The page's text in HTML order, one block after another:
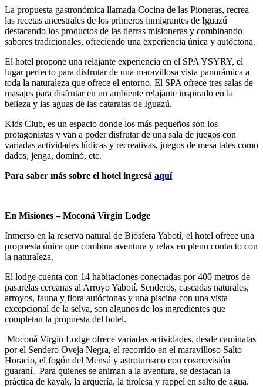
La propuesta gastronómica llamada Cocina de las Pioneras, recrea
las recetas ancestrales de los primeros inmigrantes de Iguazú
destacando los productos de las tierras misioneras y combinando
sabores tradicionales, ofreciendo una experiencia única y autóctona.
El hotel propone una relajante experiencia en el SPA YSYRY, el
lugar perfecto para disfrutar de una maravillosa vista panorámica a
toda la naturaleza que ofrece el entorno. El SPA ofrece tres salas de
masajes para disfrutar en un ambiente relajante inspirado en la
belleza y las aguas de las cataratas de Iguazú.
Kids Club, es un espacio donde los más pequeños son los
protagonistas y van a poder disfrutar de una sala de juegos con
variadas actividades lúdicas y recreativas, juegos de mesa tales como
dados, jenga, dominó, etc.
Para saber más sobre el hotel ingresá aquí
En Misiones – Moconá Virgin Lodge
Inmerso en la reserva natural de Biósfera Yabotí, el hotel ofrece una
propuesta única que combina aventura y relax en pleno contacto con
la naturaleza.
El lodge cuenta con 14 habitaciones conectadas por 400 metros de
pasarelas cercanas al Arroyo Yabotí. Senderos, cascadas naturales,
arroyos, fauna y flora autóctonas y una piscina con una vista
excepcional de la selva, son algunos de los ingredientes que
completan la propuesta del hotel.
Moconá Virgin Lodge ofrece variadas actividades, desde caminatas
por el Sendero Oveja Negra, el recorrido en el maravilloso Salto
Horacio, el fogón del Mensú y astroturismo con cosmovisión
guaraní. Para quienes se animan a la aventura, se destacan la
práctica de kayak, la arquería, la tirolesa y rappel en salto de agua.